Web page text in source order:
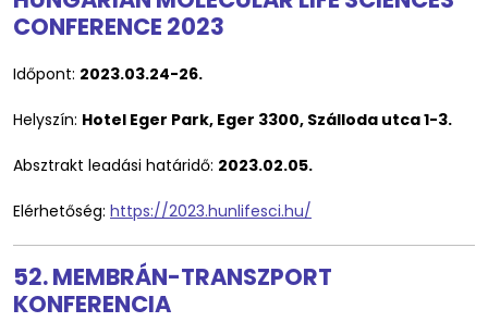
CONFERENCE 2023
Időpont: 2023.03.24-26.
Helyszín: Hotel Eger Park, Eger 3300, Szálloda utca 1-3.
Absztrakt leadási határidő: 2023.02.05.
Elérhetőség: https://2023.hunlifesci.hu/
52. MEMBRÁN-TRANSZPORT
KONFERENCIA